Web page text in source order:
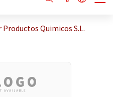
Productos Quimicos S.L.